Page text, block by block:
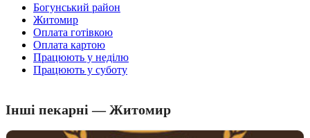
Богунський район
Житомир
Оплата готівкою
Оплата картою
Працюють у неділю
Працюють у суботу
Інші пекарні — Житомир